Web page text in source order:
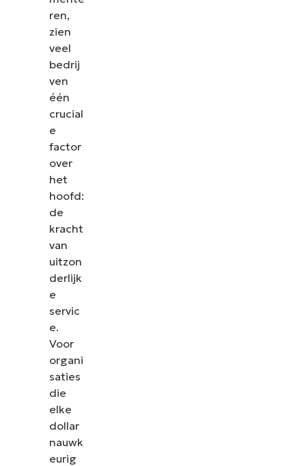
ren,
zien
veel
bedrij
ven
één
crucial
e
factor
over
het
hoofd:
de
kracht
van
uitzon
derlijk
e
servic
e.
Voor
organi
saties
die
elke
dollar
nauwk
eurig